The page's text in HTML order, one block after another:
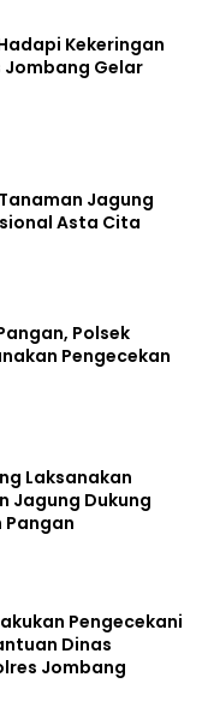
Kekeringan
Jombang Gelar
Jagung
Asta Cita
Polsek
Pengecekan
Laksanakan
Jagung Dukung
Pangan
Pengecekani
Dinas
Jombang